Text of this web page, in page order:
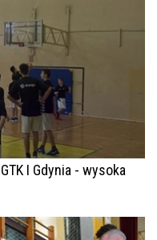
I Gdynia - wysoka